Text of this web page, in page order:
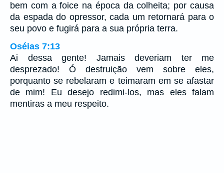
bem com a foice na época da colheita; por causa
da espada do opressor, cada um retornará para o
seu povo e fugirá para a sua própria terra.
Oséias 7:13
Ai dessa gente! Jamais deveriam ter me
desprezado! Ó destruição vem sobre eles,
porquanto se rebelaram e teimaram em se afastar
de mim! Eu desejo redimi-los, mas eles falam
mentiras a meu respeito.